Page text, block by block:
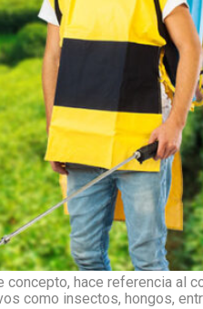
hace referencia al
como insectos, hongos,